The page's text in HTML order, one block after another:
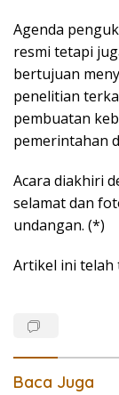
Agenda
resmi tetapi
bertujuan
penelitian
pembuatan
pemerintahan
Acara diakhiri
selamat dan
undangan. (*)
Artikel ini telah
Baca Juga